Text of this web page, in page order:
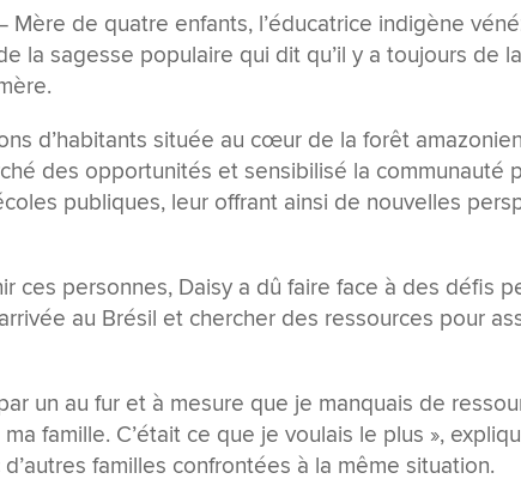
Mère de quatre enfants, l’éducatrice indigène
la sagesse populaire qui dit qu’il y a toujours de
d’habitants située au cœur de la forêt
des opportunités et sensibilisé la communauté
publiques, leur offrant ainsi de nouvelles
ces personnes, Daisy a dû faire face à des défis
au Brésil et chercher des ressources pour
un au fur et à mesure que je manquais de
famille. C’était ce que je voulais le plus »,
familles confrontées à la même situation.